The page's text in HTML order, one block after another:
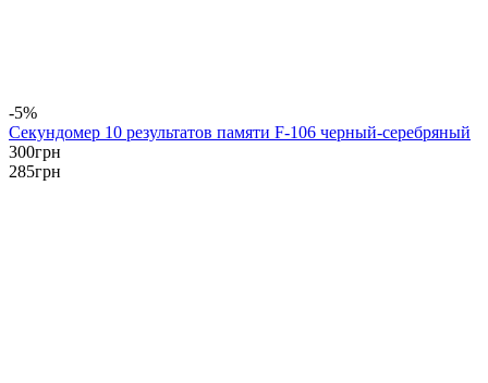
-5%
Секундомер 10 результатов памяти F-106 черный-серебряный
300грн
285грн